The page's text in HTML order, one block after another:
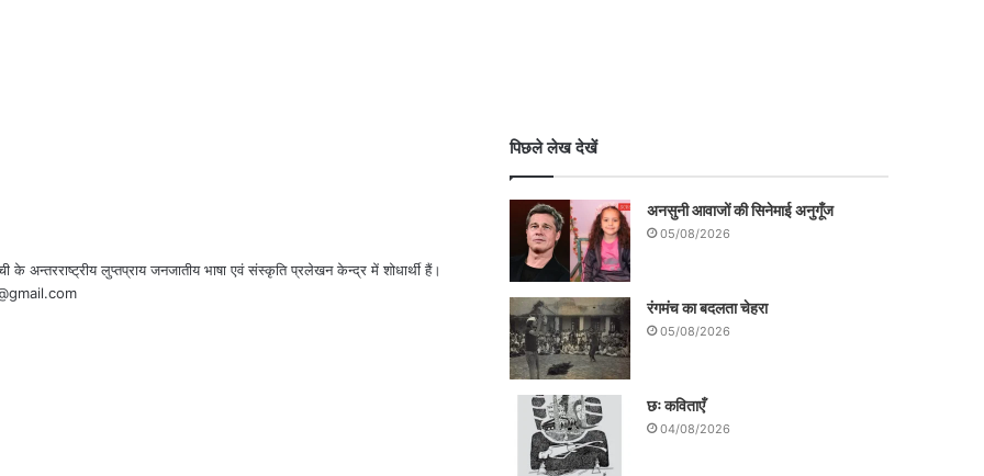
के अन्तरराष्ट्रीय लुप्तप्राय जनजातीय भाषा एवं संस्कृति प्रलेखन केन्द्र में शोधार्थी हैं।
पिछले लेख देखें
अनसुनी आवाजों की सिनेमाई अनुगूँज
05/08/2026
रंगमंच का बदलता चेहरा
05/08/2026
छः कविताएँ
04/08/2026